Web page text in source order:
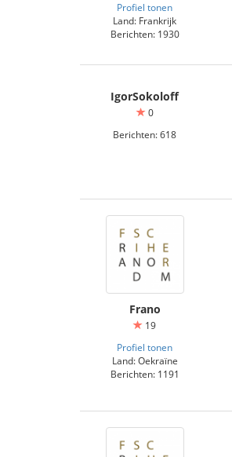
Profiel tonen
Land: Frankrijk
Berichten: 1930
IgorSokoloff
0
Berichten: 618
Frano
19
Profiel tonen
Land: Oekraïne
Berichten: 1191